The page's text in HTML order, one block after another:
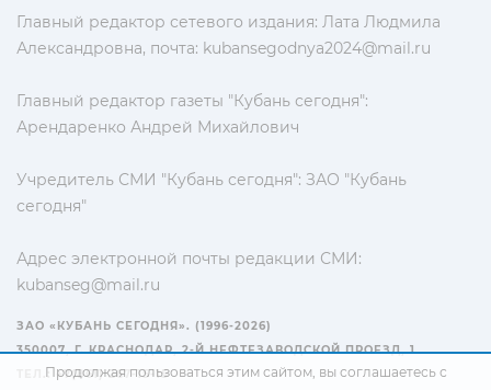
Главный редактор сетевого издания: Лата Людмила
Александровна, почта: kubansegodnya2024@mail.ru
Главный редактор газеты "Кубань сегодня":
Арендаренко Андрей Михайлович
Учредитель СМИ "Кубань сегодня": ЗАО "Кубань
сегодня"
Адрес электронной почты редакции СМИ:
kubanseg@mail.ru
ЗАО «КУБАНЬ СЕГОДНЯ». (1996-2026)
350007, Г. КРАСНОДАР, 2-Й НЕФТЕЗАВОДСКОЙ ПРОЕЗД, 1
ТЕЛ.: +7(861) 267-15-15
Продолжая пользоваться этим сайтом, вы соглашаетесь с